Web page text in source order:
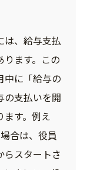
は、給与支払
ります。この
中に「給与の
の支払いを開
す。例え
合は、役員
らスタートさ